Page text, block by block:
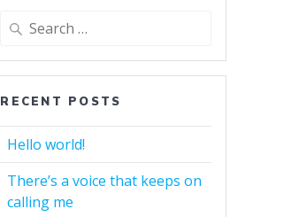
Search
RECENT POSTS
Hello world!
There’s a voice that keeps on
calling me